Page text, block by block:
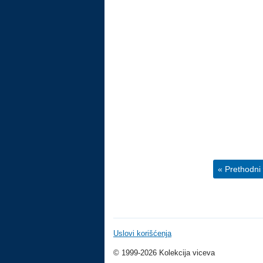
« Prethodni
Uslovi korišćenja
© 1999-2026 Kolekcija viceva